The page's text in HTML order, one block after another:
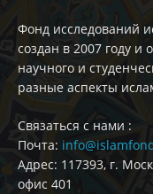
Фонд исследований
создан в 2007 году и
научного и
разные аспекты
Cвязаться с нами :
Почта:
Адрес: 117393, г.
офис 401